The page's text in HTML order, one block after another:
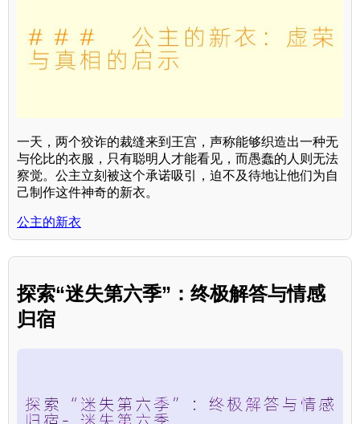
一天，两个狡诈的裁缝来到王宫，声称能够织造出一种无
与伦比的衣服，只有聪明人才能看见，而愚蠢的人则无法
察觉。公主立刻被这个承诺吸引，迫不及待地让他们为自
己制作这件神奇的新衣。
公主的新衣
探索“迷失第六季”：终极解答与情感
归宿